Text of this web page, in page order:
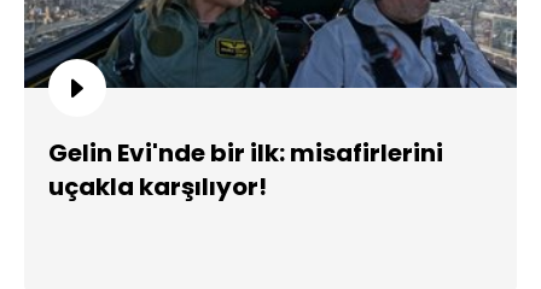
Gelin Evi'nde bir ilk: misafirlerini
uçakla karşılıyor!